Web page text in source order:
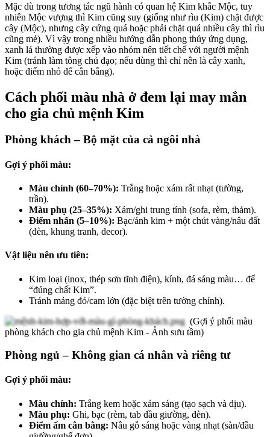
Mặc dù trong tương tác ngũ hành có quan hệ Kim khắc Mộc, tuy
nhiên Mộc vượng thì Kim cũng suy (giống như rìu (Kim) chặt được
cây (Mộc), nhưng cây cứng quá hoặc phải chặt quá nhiều cây thì rìu
cũng mẻ). Vì vậy trong nhiều hướng dẫn phong thủy ứng dụng,
xanh lá thường được xếp vào nhóm nên tiết chế với người mệnh
Kim (tránh làm tông chủ đạo; nếu dùng thì chỉ nên là cây xanh,
hoặc điểm nhỏ để cân bằng).
Cách phối màu nhà ở đem lại may mắn
cho gia chủ mệnh Kim
Phòng khách – Bộ mặt của cả ngôi nhà
Gợi ý phối màu:
Màu chính (60–70%): Trắng hoặc xám rất nhạt (tường,
trần).
Màu phụ (25–35%): Xám/ghi trung tính (sofa, rèm, thảm).
Điểm nhấn (5–10%): Bạc/ánh kim + một chút vàng/nâu đất
(đèn, khung tranh, decor).
Vật liệu nên ưu tiên:
Kim loại (inox, thép sơn tĩnh điện), kính, đá sáng màu… để
“đúng chất Kim”.
Tránh mảng đỏ/cam lớn (đặc biệt trên tường chính).
(Gợi ý phối màu
phòng khách cho gia chủ mệnh Kim - Ảnh sưu tầm)
Phòng ngủ – Không gian cá nhân và riêng tư
Gợi ý phối màu:
Màu chính: Trắng kem hoặc xám sáng (tạo sạch và dịu).
Màu phụ: Ghi, bạc (rèm, tab đầu giường, đèn).
Điểm ấm cân bằng: Nâu gỗ sáng hoặc vàng nhạt (sàn/đầu